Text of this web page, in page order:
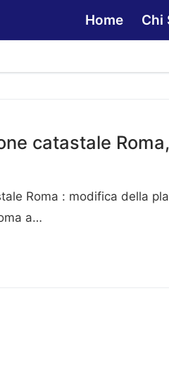
Home Chi
catastale
Roma : modifica della
a…